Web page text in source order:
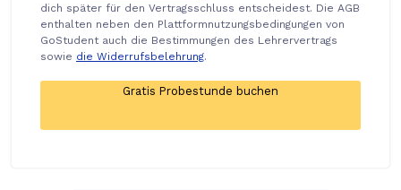
dich später für den Vertragsschluss entscheidest. Die AGB
enthalten neben den Plattformnutzungsbedingungen von
GoStudent auch die Bestimmungen des Lehrervertrags
sowie die Widerrufsbelehrung.